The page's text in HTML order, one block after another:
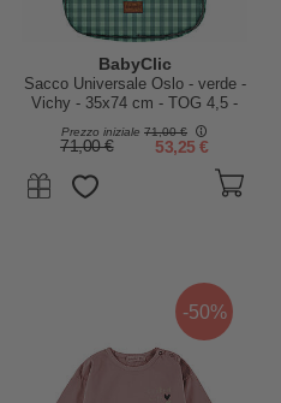
BabyClic
Sacco Universale Oslo - verde -
Vichy - 35x74 cm - TOG 4,5 -
Ovetto/Navicella e Gruppo 0
Prezzo iniziale 71,00 €
71,00 € 53,25 €
-50%